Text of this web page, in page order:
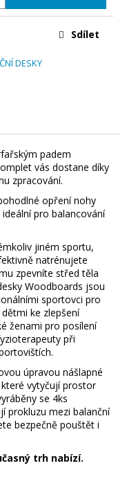
DESKY
Sdílet
padem
vás dostane díky
zpracování.
opření nohy
pro balancování
jiném sportu,
natrénujete
zpevníte střed těla
Woodboards jsou
sportovci pro
ke zlepšení
ženami pro posílení
při
úpravou nášlapné
vytyčují prostor
se 4ks
prokluzu mezi balanční
bezpečně pouštět i
trh nabízí.